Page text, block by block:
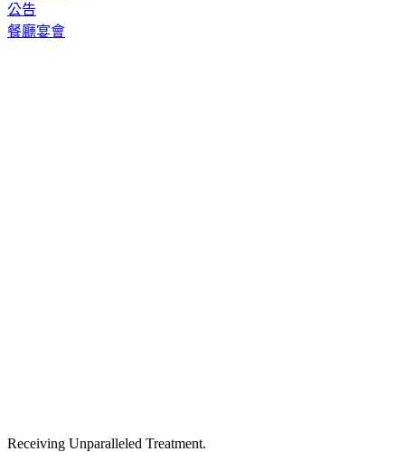
公告
餐廳宴會
Receiving Unparalleled Treatment.